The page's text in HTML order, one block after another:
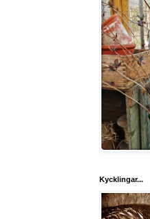
Kycklingar...